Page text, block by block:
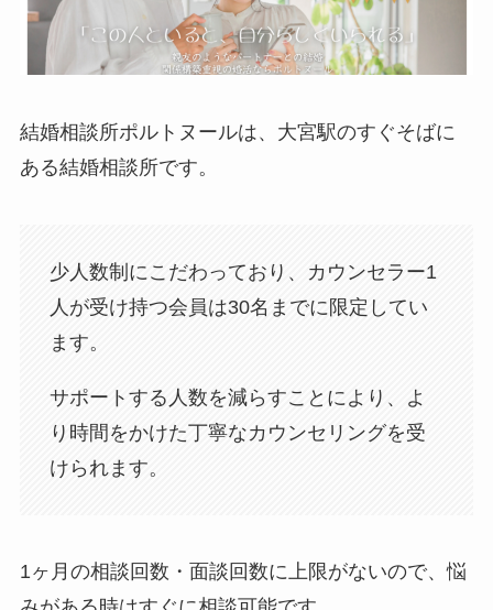
結婚相談所ポルトヌールは、大宮駅のすぐそばに
ある結婚相談所です。
少人数制にこだわっており、カウンセラー1
人が受け持つ会員は30名までに限定してい
ます。
サポートする人数を減らすことにより、よ
り時間をかけた丁寧なカウンセリングを受
けられます。
1ヶ月の相談回数・面談回数に上限がないので、悩